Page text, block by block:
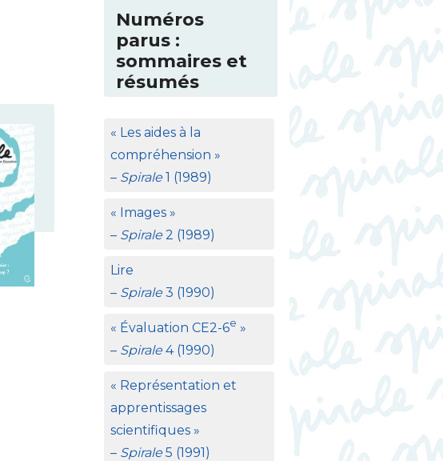
Numéros
parus :
sommaires et
résumés
« Les aides à la
compréhension »
– Spirale1 (1989)
« Images »
– Spirale2 (1989)
Lire
– Spirale3 (1990)
« ÉvaluationCE2-6e »
– Spirale4 (1990)
« Représentation et
apprentissages
scientifiques »
– Spirale5 (1991)